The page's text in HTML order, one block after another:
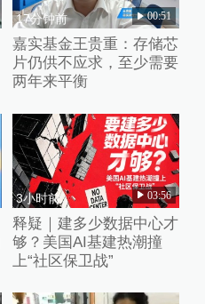
17分钟前 00:51
嘉实基金王贵重：存储芯
片仍供不应求，至少需要
两年来平衡
3小时前 03:56
释疑｜建多少数据中心才
够？美国AI基建热潮撞
上“社区保卫战”